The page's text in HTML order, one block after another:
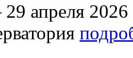
апреля 2026